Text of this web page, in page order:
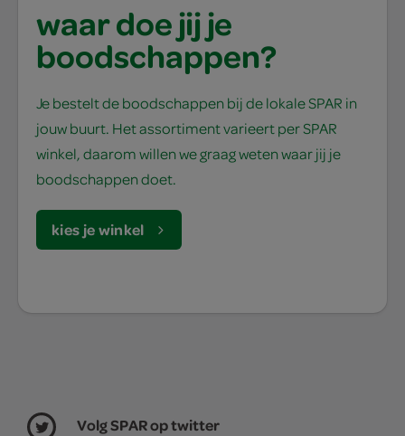
waar doe jij je
boodschappen?
Je bestelt de boodschappen bij de lokale SPAR in
jouw buurt. Het assortiment varieert per SPAR
winkel, daarom willen we graag weten waar jij je
boodschappen doet.
kies je winkel
Volg SPAR op twitter